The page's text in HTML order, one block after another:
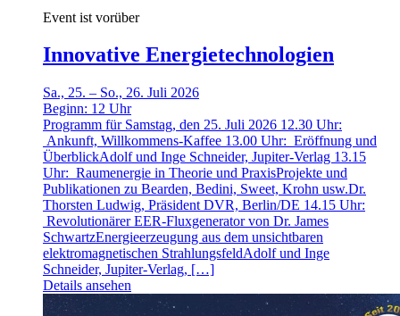
Event ist vorüber
Innovative Energietechnologien
Sa., 25. – So., 26. Juli 2026
Beginn: 12 Uhr
Programm für Samstag, den 25. Juli 2026 12.30 Uhr:
Ankunft, Willkommens-Kaffee 13.00 Uhr: Eröffnung und
ÜberblickAdolf und Inge Schneider, Jupiter-Verlag 13.15
Uhr: Raumenergie in Theorie und PraxisProjekte und
Publikationen zu Bearden, Bedini, Sweet, Krohn usw.Dr.
Thorsten Ludwig, Präsident DVR, Berlin/DE 14.15 Uhr:
Revolutionärer EER-Fluxgenerator von Dr. James
SchwartzEnergieerzeugung aus dem unsichtbaren
elektromagnetischen StrahlungsfeldAdolf und Inge
Schneider, Jupiter-Verlag, […]
Details ansehen